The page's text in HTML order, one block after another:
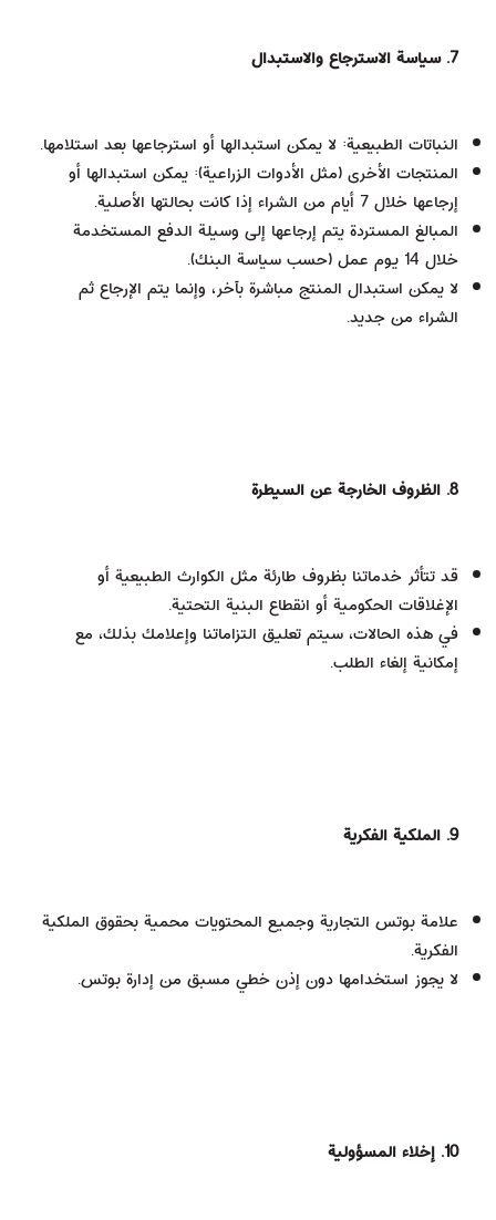
7. سياسة الاسترجاع والاستبدال
النباتات الطبيعية: لا يمكن استبدالها أو استرجاعها بعد استلامها.
المنتجات الأخرى (مثل الأدوات الزراعية): يمكن استبدالها أو
إرجاعها خلال 7 أيام من الشراء إذا كانت بحالتها الأصلية.
المبالغ المستردة يتم إرجاعها إلى وسيلة الدفع المستخدمة
خلال 14 يوم عمل (حسب سياسة البنك).
لا يمكن استبدال المنتج مباشرة بآخر، وإنما يتم الإرجاع ثم
الشراء من جديد.
8. الظروف الخارجة عن السيطرة
قد تتأثر خدماتنا بظروف طارئة مثل الكوارث الطبيعية أو
الإغلاقات الحكومية أو انقطاع البنية التحتية.
في هذه الحالات، سيتم تعليق التزاماتنا وإعلامك بذلك، مع
إمكانية إلغاء الطلب.
9. الملكية الفكرية
علامة بوتس التجارية وجميع المحتويات محمية بحقوق الملكية
الفكرية.
لا يجوز استخدامها دون إذن خطي مسبق من إدارة بوتس.
10. إخلاء المسؤولية